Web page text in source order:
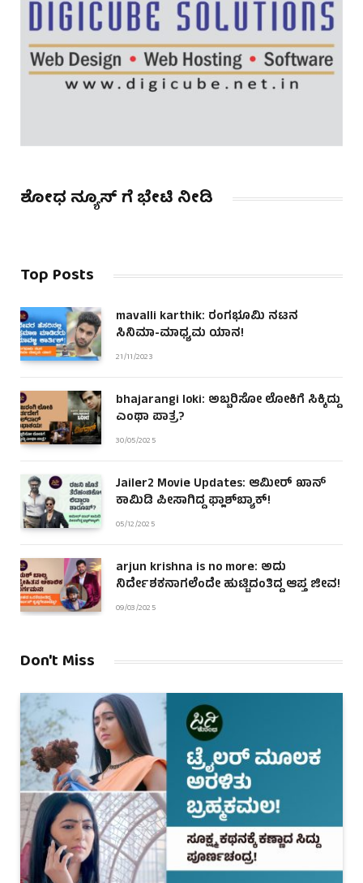
ಶೋಧ ನ್ಯೂಸ್ ಗೆ ಭೇಟಿ ನೀಡಿ
Top Posts
mavalli karthik: ರಂಗಭೂಮಿ ನಟನ
ಸಿನಿಮಾ-ಮಾಧ್ಯಮ ಯಾನ!
21/11/2023
bhajarangi loki: ಅಬ್ಬರಿಸೋ ಲೋಕಿಗೆ ಸಿಕ್ಕಿದ್ದು
ಎಂಥಾ ಪಾತ್ರ?
30/05/2025
Jailer2 Movie Updates: ಆಮೀರ್ ಖಾನ್
ಕಾಮಿಡಿ ಪೀಸಾಗಿದ್ದ ಫ್ಲಾಶ್‌ಬ್ಯಾಕ್!
05/12/2025
arjun krishna is no more: ಅದು
ನಿರ್ದೇಶಕನಾಗಲೆಂದೇ ಹುಟ್ಟಿದಂತಿದ್ದ ಆಪ್ತ ಜೀವ!
09/03/2025
Don't Miss